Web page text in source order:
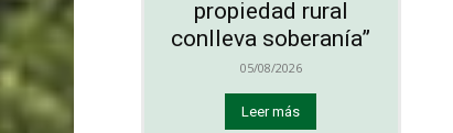
propiedad rural
conlleva soberanía”
05/08/2026
Leer más